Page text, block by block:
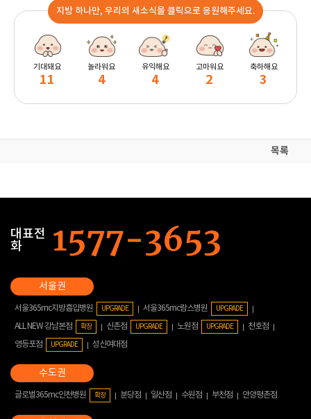
지방 하나만, 우리의 새소식을 클릭으로 응원해주세요.
기대돼요
11
놀라워요
4
유익해요
4
고마워요
2
축하해요
3
목록
대표전
화
서울365mc지방흡입병원 UPGRADE 서울365mc람스병원 UPGRADE
ALL NEW 강남본점 확장 신촌점 UPGRADE 노원점 UPGRADE
천호점
영등포점
UPGRADE 성신여대점
글로벌365mc인천병원 확장 분당점 일산점 수원점 부천점 안양평촌점